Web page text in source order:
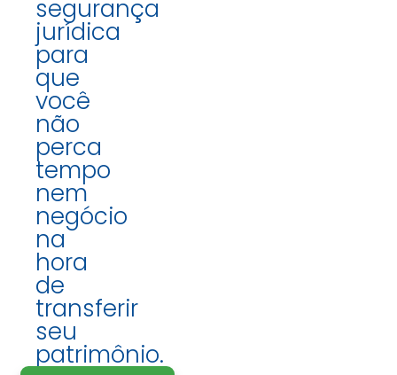
segurança
jurídica
para
que
você
não
perca
tempo
nem
negócio
na
hora
de
transferir
seu
patrimônio.